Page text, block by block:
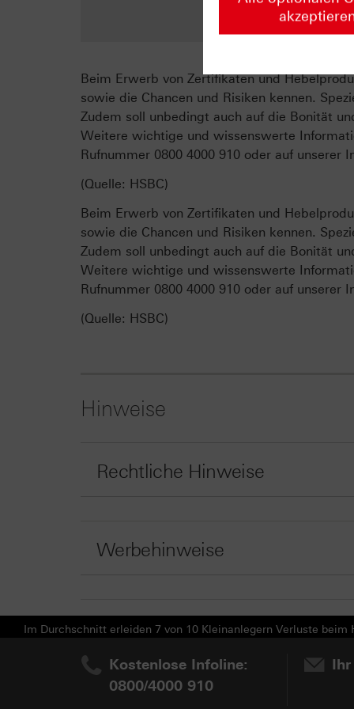
Beim Erwerb von Zertifikaten und
sowie die Chancen und Risiken kennen.
Zudem soll unbedingt auch auf die Bonität
Weitere wichtige und wissenswerte
Rufnummer 0800 4000 910 oder auf
(Quelle: HSBC)
Beim Erwerb von Zertifikaten und
sowie die Chancen und Risiken kennen.
Zudem soll unbedingt auch auf die Bonität
Weitere wichtige und wissenswerte
Rufnummer 0800 4000 910 oder auf
(Quelle: HSBC)
Hinweise
Rechtliche Hinweise
Werbehinweise
Im Durchschnitt erleiden 7 von 10 Kleinanlegern Verluste
Kostenlose Infoline:
0800/4000 910